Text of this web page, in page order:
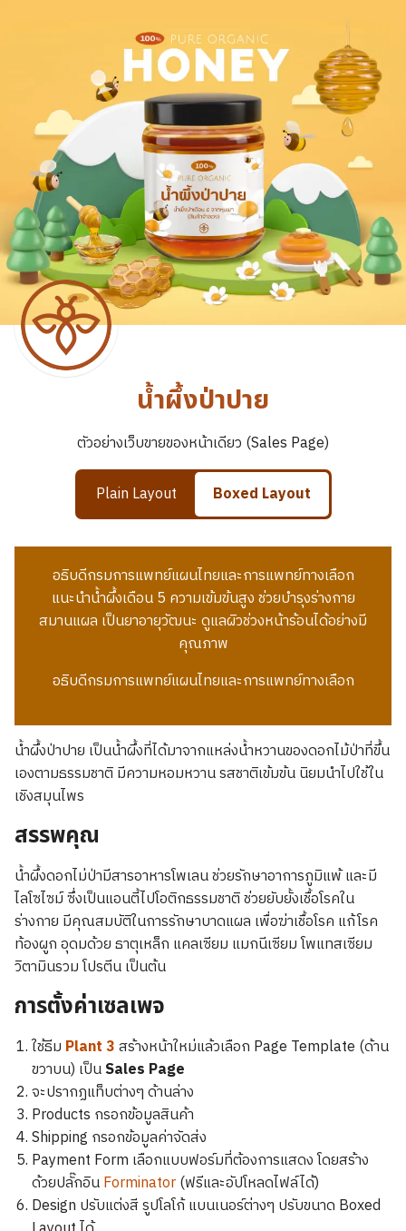
น้ำผึ้งป่าปาย
ตัวอย่างเว็บขายของหน้าเดียว (Sales Page)
Plain Layout Boxed Layout
อธิบดีกรมการแพทย์แผนไทยและการแพทย์ทางเลือก
แนะนำน้ำผึ้งเดือน 5 ความเข้มข้นสูง ช่วยบำรุงร่างกาย
สมานแผล เป็นยาอายุวัฒนะ ดูแลผิวช่วงหน้าร้อนได้อย่างมี
คุณภาพ
อธิบดีกรมการแพทย์แผนไทยและการแพทย์ทางเลือก
น้ำผึ้งป่าปาย เป็นน้ำผึ้งที่ได้มาจากแหล่งน้ำหวานของดอกไม้ป่าที่ขึ้น
เองตามธรรมชาติ มีความหอมหวาน รสชาติเข้มข้น นิยมนำไปใช้ใน
เชิงสมุนไพร
สรรพคุณ
น้ำผึ้งดอกไม่ป่ามีสารอาหารโพเลน ช่วยรักษาอาการภูมิแพ้ และมี
ไลโซไซม์ ซึ่งเป็นแอนตี้ไปโอติกธรรมชาติ ช่วยยับยั้งเชื้อโรคใน
ร่างกาย มีคุณสมบัติในการรักษาบาดแผล เพื่อฆ่าเชื้อโรค แก้โรค
ท้องผูก อุดมด้วย ธาตุเหล็ก แคลเซียม แมกนีเซียม โพแทสเซียม
วิตามินรวม โปรตีน เป็นต้น
การตั้งค่าเซลเพจ
ใช้ธีม Plant 3สร้างหน้าใหม่แล้วเลือก Page Template (ด้าน
ขวาบน) เป็นSales Page
จะปรากฏแท็บต่างๆ ด้านล่าง
Products กรอกข้อมูลสินค้า
Shipping กรอกข้อมูลค่าจัดส่ง
Payment Form เลือกแบบฟอร์มที่ต้องการแสดง โดยสร้าง
ด้วยปลั๊กอินForminator(ฟรีและอัปโหลดไฟล์ได้)
Design ปรับแต่งสี รูปโลโก้ แบนเนอร์ต่างๆ ปรับขนาด Boxed